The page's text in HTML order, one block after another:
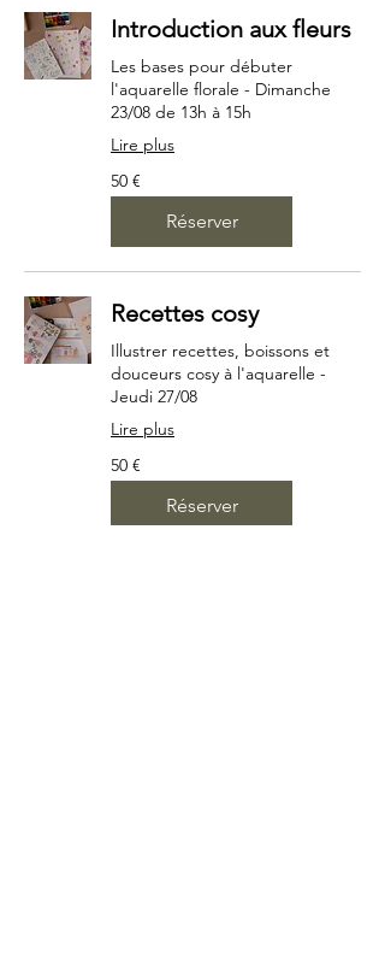
Introduction aux fleurs
Les bases pour débuter
l'aquarelle florale - Dimanche
23/08 de 13h à 15h
Lire plus
50
euros
50 €
Réserver
Recettes cosy
Illustrer recettes, boissons et
douceurs cosy à l'aquarelle -
Jeudi 27/08
Lire plus
50
euros
50 €
Réserver